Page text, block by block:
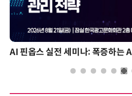
AI 핀옵스 실전 세미나: 폭증하는